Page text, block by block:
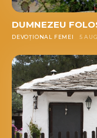
DUMNEZEU
DEVOȚIONAL FEMEI 5